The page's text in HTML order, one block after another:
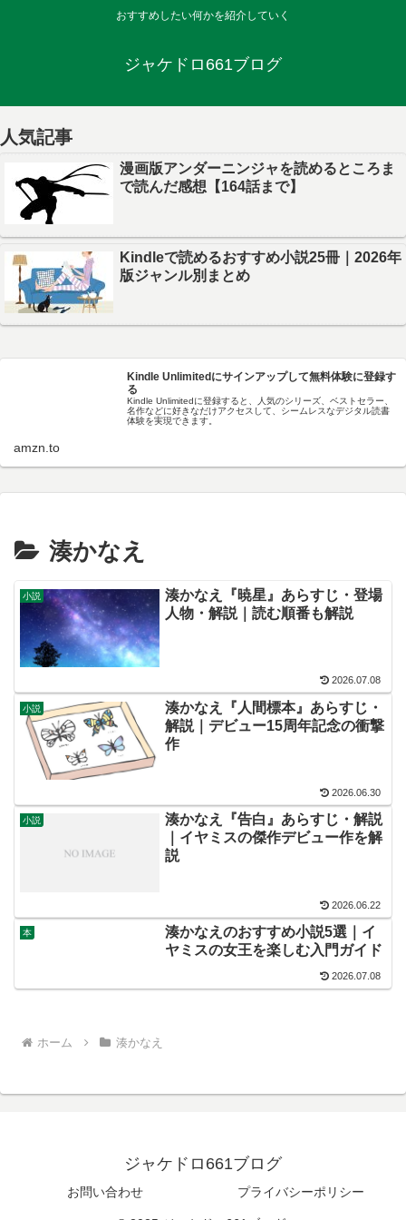
おすすめしたい何かを紹介していく
ジャケドロ661ブログ
人気記事
漫画版アンダーニンジャを読めるところま
で読んだ感想【164話まで】
Kindleで読めるおすすめ小説25冊｜2026年
版ジャンル別まとめ
Kindle Unlimitedにサインアップして無料体験に登録す
る
Kindle Unlimitedに登録すると、人気のシリーズ、ベストセラー、
名作などに好きなだけアクセスして、シームレスなデジタル読書
体験を実現できます。
amzn.to
湊かなえ
小説
湊かなえ『暁星』あらすじ・登場
人物・解説｜読む順番も解説
2026.07.08
小説
湊かなえ『人間標本』あらすじ・
解説｜デビュー15周年記念の衝撃
作
2026.06.30
小説
湊かなえ『告白』あらすじ・解説
｜イヤミスの傑作デビュー作を解
説
2026.06.22
本
湊かなえのおすすめ小説5選｜イ
ヤミスの女王を楽しむ入門ガイド
2026.07.08
ホーム 湊かなえ
ジャケドロ661ブログ
お問い合わせ プライバシーポリシー